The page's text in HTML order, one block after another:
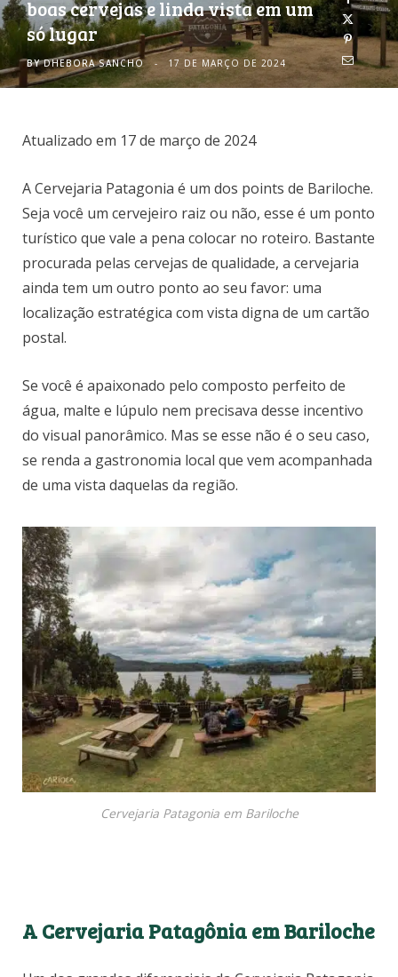
o
k
r
a
boas cervejas e linda vista em um
só lugar
BY DHEBORA SANCHO 17 DE MARÇO DE 2024
Atualizado em 17 de março de 2024
A Cervejaria Patagonia é um dos points de Bariloche.
Seja você um cervejeiro raiz ou não, esse é um ponto
turístico que vale a pena colocar no roteiro. Bastante
procurada pelas cervejas de qualidade, a cervejaria
ainda tem um outro ponto ao seu favor: uma
localização estratégica com vista digna de um cartão
postal.
Se você é apaixonado pelo composto perfeito de
água, malte e lúpulo nem precisava desse incentivo
do visual panorâmico. Mas se esse não é o seu caso,
se renda a gastronomia local que vem acompanhada
de uma vista daquelas da região.
Cervejaria Patagonia em Bariloche
A Cervejaria Patagônia em Bariloche